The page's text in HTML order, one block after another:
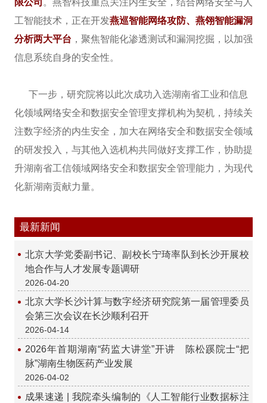
工智能技术，正在开发燕巡智能网络攻防、燕翎智能漏洞
分析两大平台 ，聚焦智能化渗透测试和漏洞挖掘，以加强
信息系统自身的安全性。
下一步，研究院将以此次成功入选湖南省工业和信息
化领域网络安全和数据安全管理支撑机构为契机，持续关
注数字经济的内生安全，加大在网络安全和数据安全领域
的研发投入，与其他入选机构共同做好支撑工作，协助提
升湖南省工信领域网络安全和数据安全管理能力，为现代
化新湖南贡献力量。
最新新闻
北京大学党委副书记、副校长宁琦率队到长沙开展校
地合作与人才发展专题调研
2026-04-20
北京大学长沙计算与数字经济研究院第一届管理委员
会第三次会议在长沙顺利召开
2026-04-14
2026年首期湖南“药监大讲堂”开讲 陈松蹊院士“把
脉”湖南生物医药产业发展
2026-04-02
成果速递 | 我院牵头编制的《人工智能行业数据标注